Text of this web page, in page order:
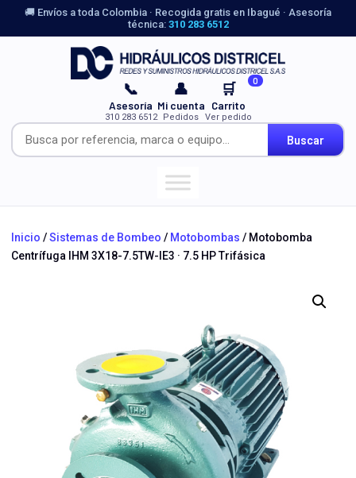
🚚 Envíos a toda Colombia · Recogida gratis en Ibagué · Asesoría
técnica: 310 283 6512
Buscar
📞
Asesoría
310 283 6512
👤
Mi cuenta
Pedidos
🛒 0
Carrito
Ver pedido
Inicio /Sistemas de Bombeo / Motobombas / Motobomba
Centrífuga IHM 3X18-7.5TW-IE3 · 7.5 HP Trifásica